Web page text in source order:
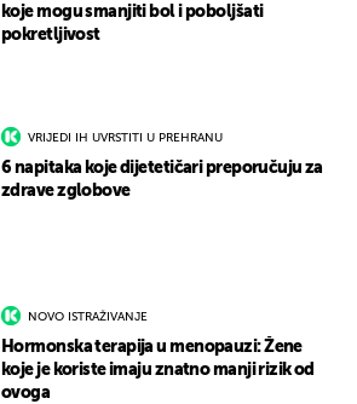
koje mogu smanjiti bol i poboljšati
pokretljivost
VRIJEDI IH UVRSTITI U PREHRANU
6 napitaka koje dijetetičari preporučuju za
zdrave zglobove
NOVO ISTRAŽIVANJE
Hormonska terapija u menopauzi: Žene
koje je koriste imaju znatno manji rizik od
ovoga